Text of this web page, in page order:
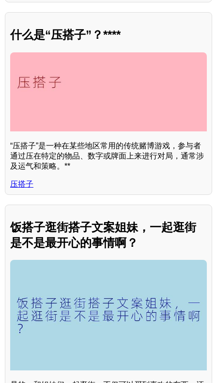
什么是“压搭子”？****
“压搭子”是一种在某些地区常用的传统赌博游戏，参与者
通过压在特定的物品、数字或牌面上来进行对局，通常涉
及运气和策略。**
压搭子
饭搭子逛街搭子文案姐妹，一起逛街
是不是最开心的事情啊？